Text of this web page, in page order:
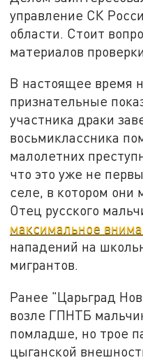
управление СК
области. Стоит
материалов
В настоящее время
признательные
участника драки
восьмиклассника
малолетних
что это уже не
селе, в котором они
Отец русского
максимальное
нападений на
мигрантов.
Ранее "Царьград
возле ГПНТБ
помладше, но трое
цыганской